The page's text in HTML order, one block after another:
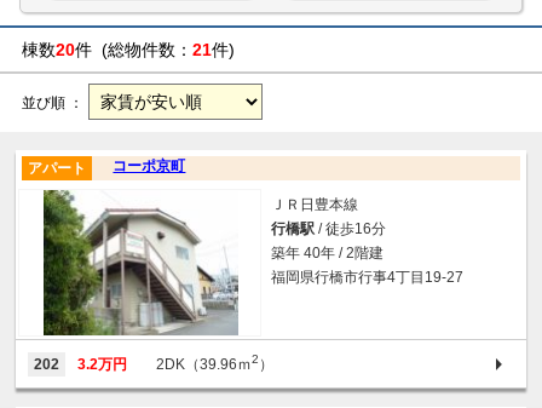
棟数20件 (総物件数： 21件)
並び順 ：
コーポ京町
アパート
ＪＲ日豊本線
行橋駅 / 徒歩16分
築年 40年 / 2階建
福岡県行橋市行事4丁目19-27
202 3.2万円 2DK（39.96ｍ2 ）